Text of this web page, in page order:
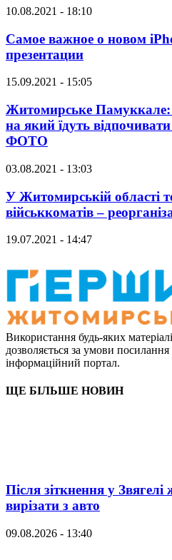
10.08.2021 - 18:10
Самое важное о новом
презентации
15.09.2021 - 15:05
Житомирське Памуккале:
на який їдуть
ФОТО
03.08.2021 - 13:03
У Житомирській області
військкоматів –
19.07.2021 - 14:47
Використання будь-яких
дозволяється за умови
інформаційний портал.
ЩЕ БІЛЬШЕ НОВИН
Після зіткнення у Звягелі
вирізати з авто
09.08.2026 - 13:40